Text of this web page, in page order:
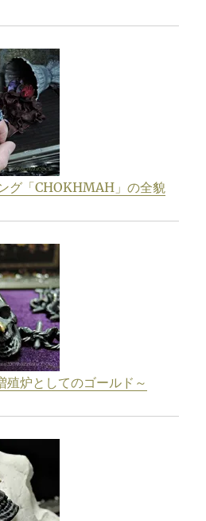
グ「CHOKHMAH」の全貌
殖炉としてのゴールド～